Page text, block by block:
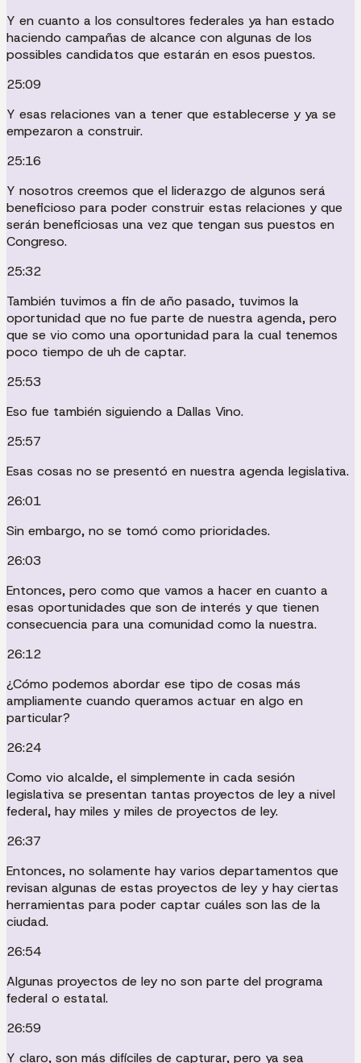
Y en cuanto a los consultores federales ya han estado
haciendo campañas de alcance con algunas de los
possibles candidatos que estarán en esos puestos.
25:09
Y esas relaciones van a tener que establecerse y ya se
empezaron a construir.
25:16
Y nosotros creemos que el liderazgo de algunos será
beneficioso para poder construir estas relaciones y que
serán beneficiosas una vez que tengan sus puestos en
Congreso.
25:32
También tuvimos a fin de año pasado, tuvimos la
oportunidad que no fue parte de nuestra agenda, pero
que se vio como una oportunidad para la cual tenemos
poco tiempo de uh de captar.
25:53
Eso fue también siguiendo a Dallas Vino.
25:57
Esas cosas no se presentó en nuestra agenda legislativa.
26:01
Sin embargo, no se tomó como prioridades.
26:03
Entonces, pero como que vamos a hacer en cuanto a
esas oportunidades que son de interés y que tienen
consecuencia para una comunidad como la nuestra.
26:12
¿Cómo podemos abordar ese tipo de cosas más
ampliamente cuando queramos actuar en algo en
particular?
26:24
Como vio alcalde, el simplemente in cada sesión
legislativa se presentan tantas proyectos de ley a nivel
federal, hay miles y miles de proyectos de ley.
26:37
Entonces, no solamente hay varios departamentos que
revisan algunas de estas proyectos de ley y hay ciertas
herramientas para poder captar cuáles son las de la
ciudad.
26:54
Algunas proyectos de ley no son parte del programa
federal o estatal.
26:59
Y claro, son más difíciles de capturar, pero ya sea